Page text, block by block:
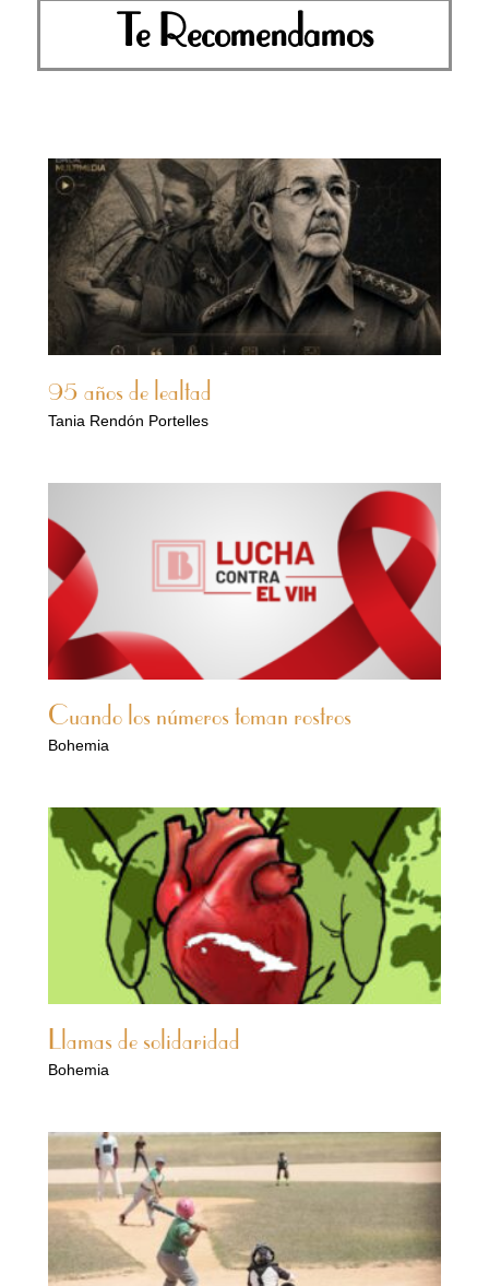
Te Recomendamos
95 años de lealtad
Tania Rendón Portelles
Cuando los números toman rostros
Bohemia
Llamas de solidaridad
Bohemia